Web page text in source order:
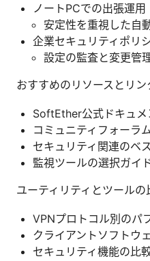
ノートPCでの出張運用
安定性を重視した自
企業セキュリティポリ
設定の監査と変更管
おすすめのリソースとリン
SoftEther公式ドキュメ
コミュニティフォーラ
セキュリティ関連のベ
監視ツールの選択ガイ
ユーティリティとツールの
VPNプロトコル別のパ
クライアントソフトウ
セキュリティ機能の比